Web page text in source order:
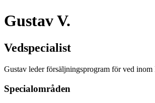
Gustav V.
Vedspecialist
Gustav leder försäljningsprogram för ved
Specialområden